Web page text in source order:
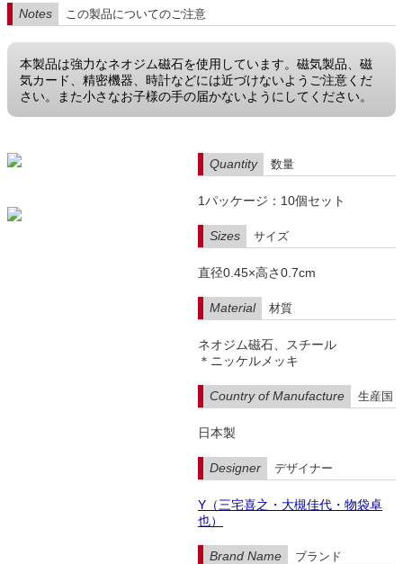
Notes この製品についてのご注意
本製品は強力なネオジム磁石を使用しています。磁気製品、磁
気カード、精密機器、時計などには近づけないようご注意くだ
さい。また小さなお子様の手の届かないようにしてください。
Quantity 数量
1パッケージ：10個セット
Sizes サイズ
直径0.45×高さ0.7cm
Material 材質
ネオジム磁石、スチール
＊ニッケルメッキ
Country of Manufacture 生産国
日本製
Designer デザイナー
Y（三宅喜之・大槻佳代・物袋卓
也）
Brand Name ブランド